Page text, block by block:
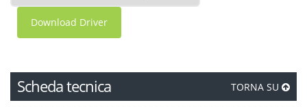
Download Driver
Scheda tecnica TORNA SU